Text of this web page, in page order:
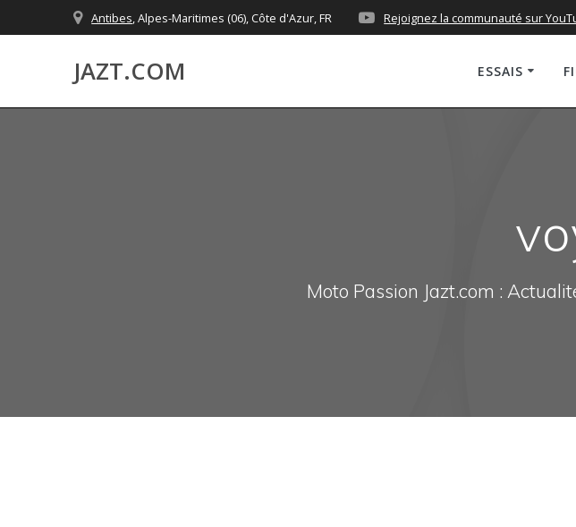
to
Antibes, Alpes-Maritimes (06), Côte d'Azur, FR Rejoignez la communauté sur
JAZT.COM ESSAIS
Moto Passion Jazt.com :